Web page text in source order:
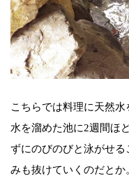
こちらでは料理に天然
水を溜めた池に2週間ほ
ずにのびのびと泳がせ
みも抜けていくのだとか